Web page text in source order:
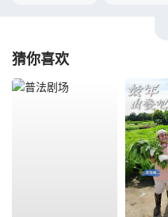
猜你喜欢